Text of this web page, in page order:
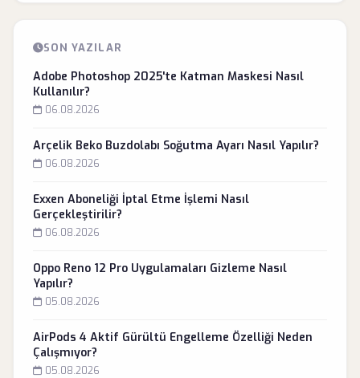
SON YAZILAR
Adobe Photoshop 2025'te Katman Maskesi Nasıl
Kullanılır?
06.08.2026
Arçelik Beko Buzdolabı Soğutma Ayarı Nasıl Yapılır?
06.08.2026
Exxen Aboneliği İptal Etme İşlemi Nasıl
Gerçekleştirilir?
06.08.2026
Oppo Reno 12 Pro Uygulamaları Gizleme Nasıl
Yapılır?
05.08.2026
AirPods 4 Aktif Gürültü Engelleme Özelliği Neden
Çalışmıyor?
05.08.2026